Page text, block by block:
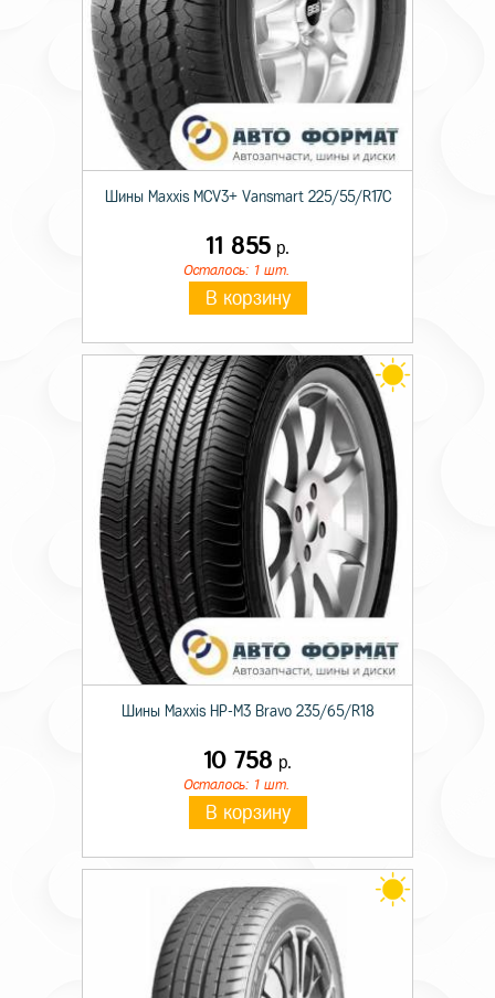
Шины Maxxis MCV3+ Vansmart 225/55/R17C
11 855 р.
Осталось: 1 шт.
В корзину
Шины Maxxis HP-M3 Bravo 235/65/R18
10 758 р.
Осталось: 1 шт.
В корзину